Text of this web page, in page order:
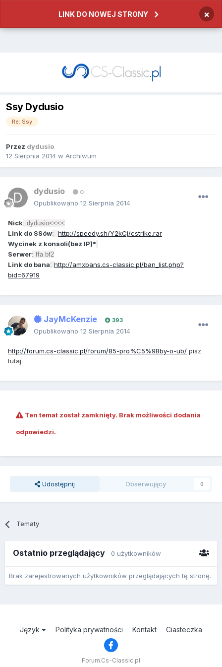
LINK DO NOWEJ STRONY ×
Ssy Dydusio
Re: Ssy
Przez dydusio
12 Sierpnia 2014 w Archiwum
dydusio 0
Opublikowano 12 Sierpnia 2014
Nick: dydusio<<<<
Link do SSów: http://speedy.sh/Y2kCj/cstrike.rar
Wycinek z konsoli(bez IP)*:
Serwer: ffa bf2
Link do bana: http://amxbans.cs-classic.pl/ban_list.php?
bid=67919
JayMcKenzie 393
Opublikowano 12 Sierpnia 2014
http://forum.cs-classic.pl/forum/85-pro%C5%9Bby-o-ub/ pisz
tutaj.
Ten temat został zamknięty. Brak możliwości dodania
odpowiedzi.
Udostępnij Obserwujący 0
Tematy
Ostatnio przeglądający 0 użytkowników
Brak zarejestrowanych użytkowników przeglądających tę stronę.
Język Polityka prywatności Kontakt Ciasteczka
Forum.Cs-Classic.pl